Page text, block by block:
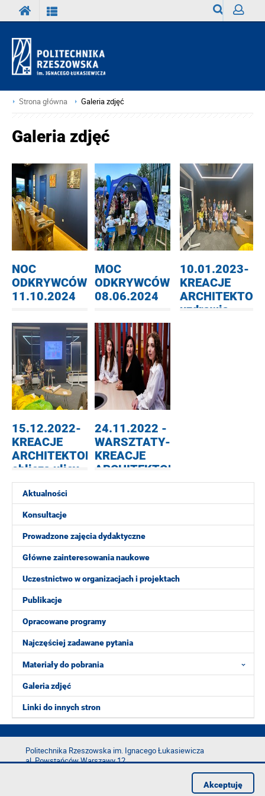
Strona główna Galeria zdjęć
Aktualności
Konsultacje
Prowadzone zajęcia dydaktyczne
Główne zainteresowania naukowe
Uczestnictwo w organizacjach i projektach
Publikacje
Opracowane programy
Najczęściej zadawane pytania
Materiały do pobrania
Galeria zdjęć
Linki do innych stron
Galeria zdjęć
NOC
ODKRYWCÓW
11.10.2024
MOC
ODKRYWCÓW
08.06.2024
10.01.2023-
KREACJE
uzdrawia.
15.12.2022-
KREACJE
ARCHITEKTONICZNE.Nieoczywiste
oblicza ulicy-
zdjęcia
24.11.2022 -
WARSZTATY-
KREACJE
ARCHITEKTONICZNE
Wrażliwe
publicznych -
zdjęcia
Politechnika Rzeszowska im. Ignacego Łukasiewicza
al. Powstańców Warszawy 12
Akceptuję